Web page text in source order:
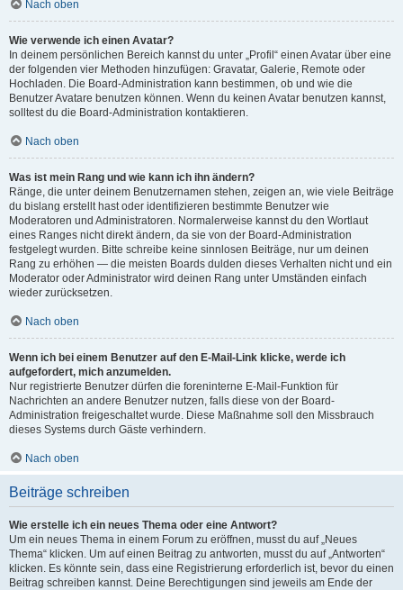
Nach oben
Wie verwende ich einen Avatar?
In deinem persönlichen Bereich kannst du unter „Profil“ einen Avatar über eine
der folgenden vier Methoden hinzufügen: Gravatar, Galerie, Remote oder
Hochladen. Die Board-Administration kann bestimmen, ob und wie die
Benutzer Avatare benutzen können. Wenn du keinen Avatar benutzen kannst,
solltest du die Board-Administration kontaktieren.
Nach oben
Was ist mein Rang und wie kann ich ihn ändern?
Ränge, die unter deinem Benutzernamen stehen, zeigen an, wie viele Beiträge
du bislang erstellt hast oder identifizieren bestimmte Benutzer wie
Moderatoren und Administratoren. Normalerweise kannst du den Wortlaut
eines Ranges nicht direkt ändern, da sie von der Board-Administration
festgelegt wurden. Bitte schreibe keine sinnlosen Beiträge, nur um deinen
Rang zu erhöhen — die meisten Boards dulden dieses Verhalten nicht und ein
Moderator oder Administrator wird deinen Rang unter Umständen einfach
wieder zurücksetzen.
Nach oben
Wenn ich bei einem Benutzer auf den E-Mail-Link klicke, werde ich
aufgefordert, mich anzumelden.
Nur registrierte Benutzer dürfen die foreninterne E-Mail-Funktion für
Nachrichten an andere Benutzer nutzen, falls diese von der Board-
Administration freigeschaltet wurde. Diese Maßnahme soll den Missbrauch
dieses Systems durch Gäste verhindern.
Nach oben
Beiträge schreiben
Wie erstelle ich ein neues Thema oder eine Antwort?
Um ein neues Thema in einem Forum zu eröffnen, musst du auf „Neues
Thema“ klicken. Um auf einen Beitrag zu antworten, musst du auf „Antworten“
klicken. Es könnte sein, dass eine Registrierung erforderlich ist, bevor du einen
Beitrag schreiben kannst. Deine Berechtigungen sind jeweils am Ende der